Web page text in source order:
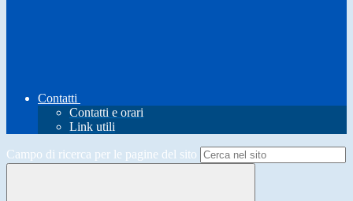
Contatti
Contatti e orari
Link utili
Campo di ricerca per le pagine del sito